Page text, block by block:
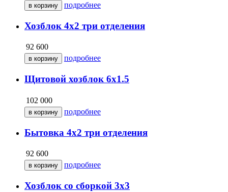
подробнее
Хозблок 4х2 три отделения
92 600
подробнее
Щитовой хозблок 6х1.5
102 000
подробнее
Бытовка 4х2 три отделения
92 600
подробнее
Хозблок со сборкой 3х3